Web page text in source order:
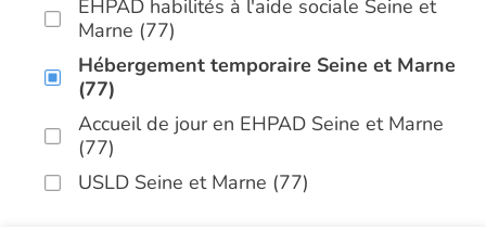
EHPAD habilités à l'aide sociale Seine et
Marne (77)
Hébergement temporaire Seine et Marne
(77)
Accueil de jour en EHPAD Seine et Marne
(77)
USLD Seine et Marne (77)